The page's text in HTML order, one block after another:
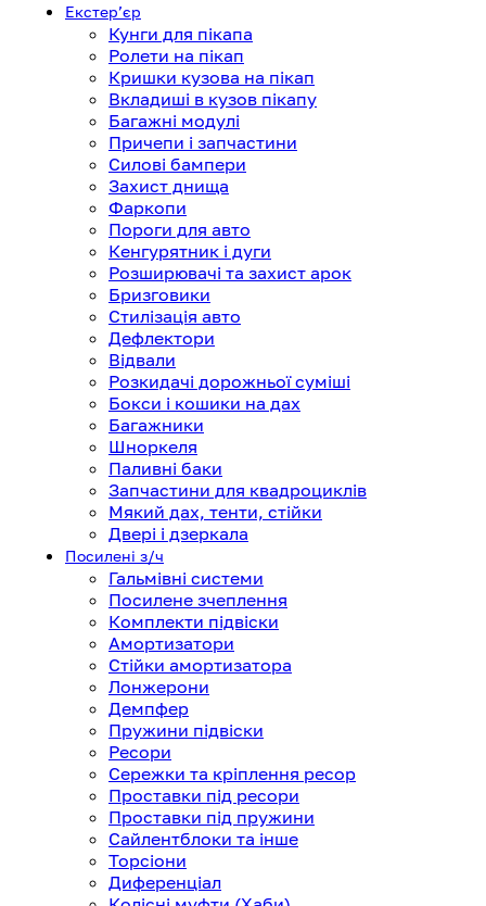
Екстерʼєр
Кунги для пікапа
Ролети на пікап
Кришки кузова на пікап
Вкладиші в кузов пікапу
Багажні модулі
Причепи і запчастини
Силові бампери
Захист днища
Фаркопи
Пороги для авто
Кенгурятник і дуги
Розширювачі та захист арок
Бризговики
Стилізація авто
Дефлектори
Відвали
Розкидачі дорожньої суміші
Бокси і кошики на дах
Багажники
Шноркеля
Паливні баки
Запчастини для квадроциклів
Мякий дах, тенти, стійки
Двері і дзеркала
Посилені з/ч
Гальмівні системи
Посилене зчеплення
Комплекти підвіски
Амортизатори
Стійки амортизатора
Лонжерони
Демпфер
Пружини підвіски
Ресори
Сережки та кріплення ресор
Проставки під ресори
Проставки під пружини
Сайлентблоки та інше
Торсіони
Диференціал